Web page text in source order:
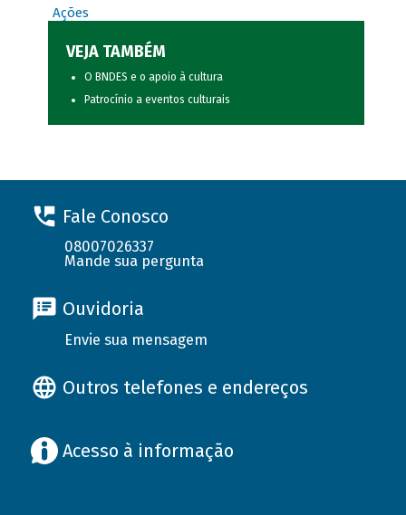
Ações
VEJA TAMBÉM
O BNDES e o apoio à cultura
Patrocínio a eventos culturais
Fale Conosco
08007026337
Mande sua pergunta
Ouvidoria
Envie sua mensagem
Outros telefones e endereços
Acesso à informação